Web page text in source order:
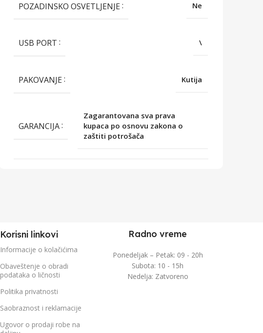
POZADINSKO OSVETLJENJE Ne
USB PORT \
PAKOVANJE Kutija
GARANCIJA
Zagarantovana sva prava
kupaca po osnovu zakona o
zaštiti potrošača
Korisni linkovi
Informacije o kolačićima
Obaveštenje o obradi
podataka o ličnosti
Politika privatnosti
Saobraznost i reklamacije
Ugovor o prodaji robe na
Radno vreme
Ponedeljak – Petak: 09 - 20h
Subota: 10 - 15h
Nedelja: Zatvoreno